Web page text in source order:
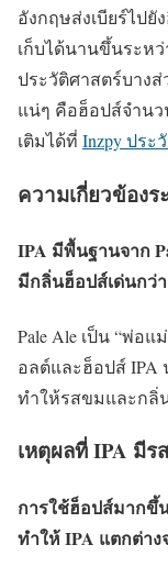
อังกฤษส่งเบียร์ไปยั
เก็บได้นานขึ้นระห
ประวัติศาสตร์บางส่
แน่ๆ คือฮ็อปส์จำนว
เติมได้ที่ Inzpy ประ
ความเกี่ยวข้องร
IPA มีพื้นฐานจาก
มีกลิ่นฮ็อปส์เด่นกว่า
Pale Ale เป็น “พ่อ
อลต์และฮ็อปส์ IPA
ทำให้รสขมและกลิ่
เหตุผลที่ IPA มีร
การใช้ฮ็อปส์มากขึ้
ทำให้ IPA แตกต่าง